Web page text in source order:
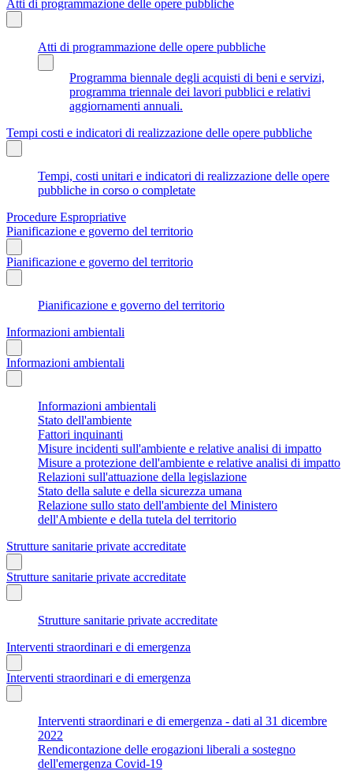
Atti di programmazione delle opere pubbliche
Atti di programmazione delle opere pubbliche
Programma biennale degli acquisti di beni e servizi,
programma triennale dei lavori pubblici e relativi
aggiornamenti annuali.
Tempi costi e indicatori di realizzazione delle opere pubbliche
Tempi, costi unitari e indicatori di realizzazione delle opere
pubbliche in corso o completate
Procedure Espropriative
Pianificazione e governo del territorio
Pianificazione e governo del territorio
Pianificazione e governo del territorio
Informazioni ambientali
Informazioni ambientali
Informazioni ambientali
Stato dell'ambiente
Fattori inquinanti
Misure incidenti sull'ambiente e relative analisi di impatto
Misure a protezione dell'ambiente e relative analisi di impatto
Relazioni sull'attuazione della legislazione
Stato della salute e della sicurezza umana
Relazione sullo stato dell'ambiente del Ministero
dell'Ambiente e della tutela del territorio
Strutture sanitarie private accreditate
Strutture sanitarie private accreditate
Strutture sanitarie private accreditate
Interventi straordinari e di emergenza
Interventi straordinari e di emergenza
Interventi straordinari e di emergenza - dati al 31 dicembre
2022
Rendicontazione delle erogazioni liberali a sostegno
dell'emergenza Covid-19